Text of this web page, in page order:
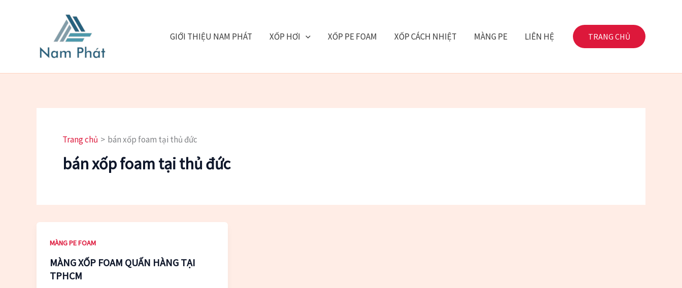
GIỚI THIỆU NAM PHÁT XỐP HƠI XỐP PE FOAM XỐP CÁCH NHIỆT MÀNG PE LIÊN HỆ TRANG CHỦ
Trang chủ bán xốp foam tại thủ đức
bán xốp foam tại thủ đức
MÀNG PE FOAM
MÀNG XỐP FOAM QUẤN HÀNG TẠI
TPHCM